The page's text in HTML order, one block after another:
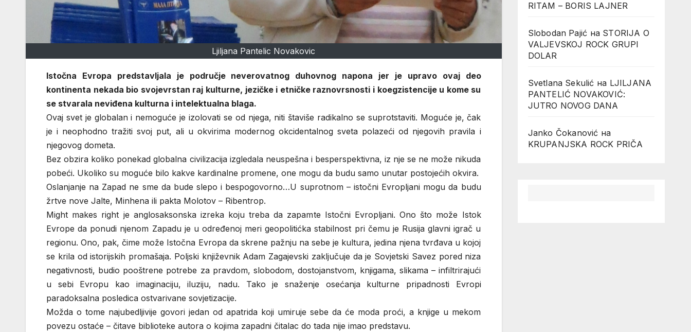
Ljiljana Pantelic Novakovic
Istočna Evropa predstavljala je područje neverovatnog duhovnog napona jer je upravo ovaj deo
kontinenta nekada bio svojevrstan raj kulturne, jezičke i etničke raznovrsnosti i koegzistencije u kome su
se stvarala neviđena kulturna i intelektualna blaga.
Ovaj svet je globalan i nemoguće je izolovati se od njega, niti štaviše radikalno se suprotstaviti. Moguće je, čak
je i neophodno tražiti svoj put, ali u okvirima modernog okcidentalnog sveta polazeći od njegovih pravila i
njegovog dometa.
Bez obzira koliko ponekad globalna civilizacija izgledala neuspešna i besperspektivna, iz nje se ne može nikuda
pobeći. Ukoliko su moguće bilo kakve kardinalne promene, one mogu da budu samo unutar postojećih okvira.
Oslanjanje na Zapad ne sme da bude slepo i bespogovorno…U suprotnom – istočni Evropljani mogu da budu
žrtve nove Jalte, Minhena ili pakta Molotov – Ribentrop.
Might makes right je anglosaksonska izreka koju treba da zapamte Istočni Evropljani. Ono što može Istok
Evrope da ponudi njenom Zapadu je u određenoj meri geopolitićka stabilnost pri čemu je Rusija glavni igrač u
regionu. Ono, pak, čime može Istočna Evropa da skrene pažnju na sebe je kultura, jedina njena tvrđava u kojoj
se krila od istorijskih promašaja. Poljski književnik Adam Zagajevski zaključuje da je Sovjetski Savez pored niza
negativnosti, budio pooštrene potrebe za pravdom, slobodom, dostojanstvom, knjigama, slikama – infiltrirajući
u sebi Evropu kao imaginaciju, iluziju, nadu. Tako je snaženje osećanja kulturne pripadnosti Evropi
paradoksalna posledica ostvarivane sovjetizacije.
Možda o tome najubedljivije govori jedan od apatrida koji umiruje sebe da će moda proći, a knjige u mekom
povezu ostaće – čitave biblioteke autora o kojima zapadni čitalac do tada nije imao predstavu.
RITAM – BORIS LAJNER
Slobodan Pajić на STORIJA O
VALJEVSKOJ ROCK GRUPI
DOLAR
Svetlana Sekulić на LJILJANA
PANTELIĆ NOVAKOVIĆ:
JUTRO NOVOG DANA
Janko Čokanović на
KRUPANJSKA ROCK PRIČA